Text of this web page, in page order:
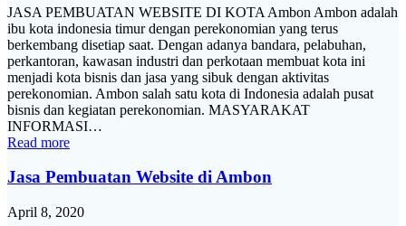
JASA PEMBUATAN WEBSITE DI KOTA Ambon Ambon adalah
ibu kota indonesia timur dengan perekonomian yang terus
berkembang disetiap saat. Dengan adanya bandara, pelabuhan,
perkantoran, kawasan industri dan perkotaan membuat kota ini
menjadi kota bisnis dan jasa yang sibuk dengan aktivitas
perekonomian. Ambon salah satu kota di Indonesia adalah pusat
bisnis dan kegiatan perekonomian. MASYARAKAT
INFORMASI…
Read more
Jasa Pembuatan Website di Ambon
April 8, 2020